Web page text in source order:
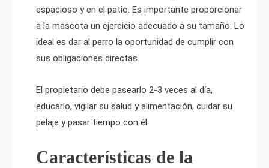
espacioso y en el patio. Es importante proporcionar
a la mascota un ejercicio adecuado a su tamaño. Lo
ideal es dar al perro la oportunidad de cumplir con
sus obligaciones directas.
El propietario debe pasearlo 2-3 veces al día,
educarlo, vigilar su salud y alimentación, cuidar su
pelaje y pasar tiempo con él.
Características de la